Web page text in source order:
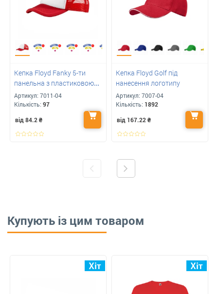
Кепка Floyd Fanky 5-ти
панельна з пластиковою
застібкою для друку
вашого логотипу
Артикул: 7011-04
Кількість: 97
від 84.2₴
Кепка Floyd Golf під
нанесення логотипу
Артикул: 7007-04
Кількість: 1892
від 167.22₴
Купують із цим товаром